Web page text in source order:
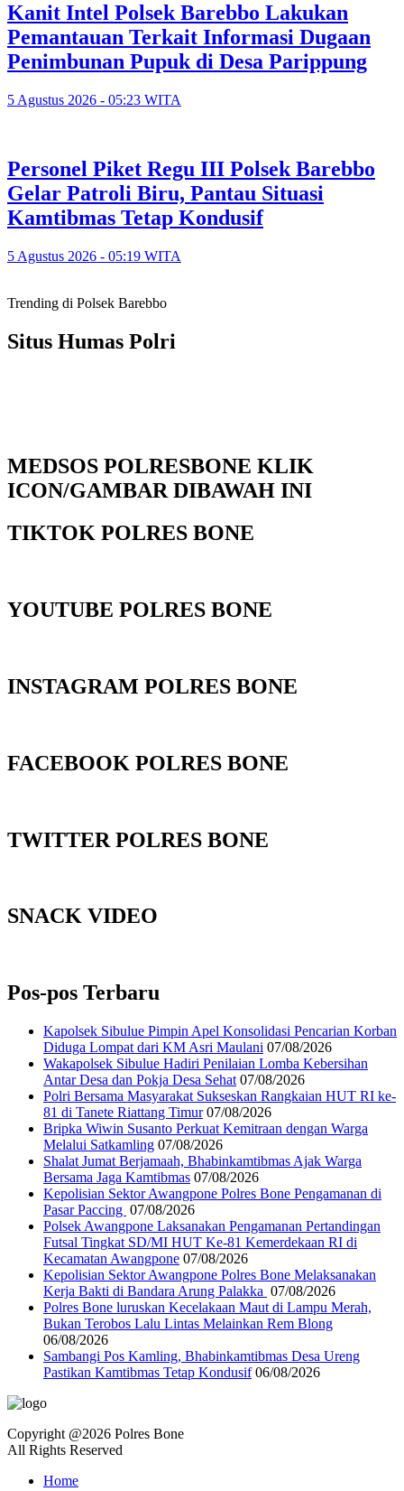
Kanit Intel Polsek Barebbo Lakukan
Pemantauan Terkait Informasi Dugaan
Penimbunan Pupuk di Desa Parippung
5 Agustus 2026 - 05:23 WITA
Personel Piket Regu III Polsek Barebbo
Gelar Patroli Biru, Pantau Situasi
Kamtibmas Tetap Kondusif
5 Agustus 2026 - 05:19 WITA
Trending di Polsek Barebbo
Situs Humas Polri
MEDSOS POLRESBONE KLIK
ICON/GAMBAR DIBAWAH INI
TIKTOK POLRES BONE
YOUTUBE POLRES BONE
INSTAGRAM POLRES BONE
FACEBOOK POLRES BONE
TWITTER POLRES BONE
SNACK VIDEO
Pos-pos Terbaru
Kapolsek Sibulue Pimpin Apel Konsolidasi Pencarian Korban
Diduga Lompat dari KM Asri Maulani 07/08/2026
Wakapolsek Sibulue Hadiri Penilaian Lomba Kebersihan
Antar Desa dan Pokja Desa Sehat 07/08/2026
Polri Bersama Masyarakat Sukseskan Rangkaian HUT RI ke-
81 di Tanete Riattang Timur 07/08/2026
Bripka Wiwin Susanto Perkuat Kemitraan dengan Warga
Melalui Satkamling 07/08/2026
Shalat Jumat Berjamaah, Bhabinkamtibmas Ajak Warga
Bersama Jaga Kamtibmas 07/08/2026
Kepolisian Sektor Awangpone Polres Bone Pengamanan di
Pasar Paccing ‎ 07/08/2026
Polsek Awangpone Laksanakan Pengamanan Pertandingan
Futsal Tingkat SD/MI HUT Ke-81 Kemerdekaan RI di
Kecamatan Awangpone 07/08/2026
‎Kepolisian Sektor Awangpone Polres Bone Melaksanakan
Kerja Bakti di Bandara Arung Palakka ‎ 07/08/2026
Polres Bone luruskan Kecelakaan Maut di Lampu Merah,
Bukan Terobos Lalu Lintas Melainkan Rem Blong
06/08/2026
Sambangi Pos Kamling, Bhabinkamtibmas Desa Ureng
Pastikan Kamtibmas Tetap Kondusif 06/08/2026
Copyright @2026 Polres Bone
All Rights Reserved
Home